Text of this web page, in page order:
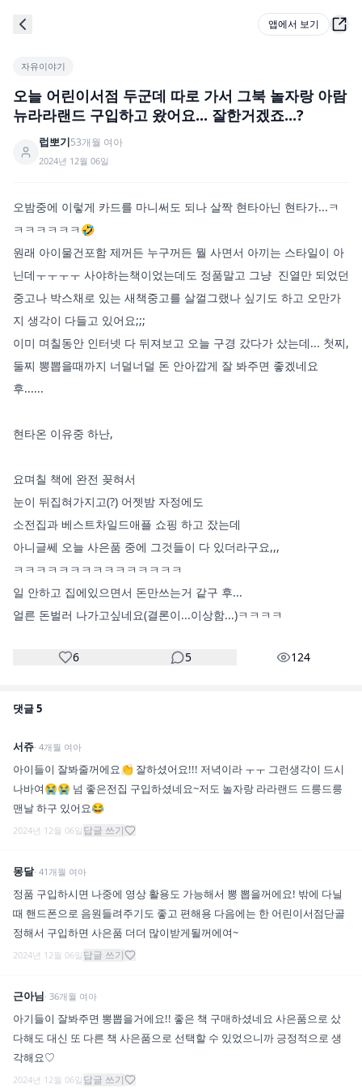
앱에서 보기
자유이야기
오늘 어린이서점 두군데 따로 가서 그북 놀자랑 아람
뉴라라랜드 구입하고 왔어요... 잘한거겠죠...?
럽뽀기53개월 여아
2024년 12월 06일
오밤중에 이렇게 카드를 마니써도 되나 살짝 현타아닌 현타가...ㅋ
ㅋㅋㅋㅋㅋㅋ🤣
원래 아이물건포함 제꺼든 누구꺼든 뭘 사면서 아끼는 스타일이 아
닌데ㅜㅜㅜㅜ 사야하는책이었는데도 정품말고 그냥  진열만 되었던
중고나 박스채로 있는 새책중고를 살껄그랬나 싶기도 하고 오만가
지 생각이 다들고 있어요;;;
이미 며칠동안 인터넷 다 뒤져보고 오늘 구경 갔다가 샀는데... 첫찌,
둘찌 뽕뽑을때까지 너덜너덜 돈 안아깝게 잘 봐주면 좋겠네요
후......
현타온 이유중 하난,
요며칠 책에 완전 꽂혀서
눈이 뒤집혀가지고(?) 어젯밤 자정에도
소전집과 베스트차일드애플 쇼핑 하고 잤는데
아니글쎄 오늘 사은품 중에 그것들이 다 있더라구요,,,
ㅋㅋㅋㅋㅋㅋㅋㅋㅋㅋㅋㅋㅋㅋㅋ
일 안하고 집에있으면서 돈만쓰는거 같구 후...
얼른 돈벌러 나가고싶네요(결론이...이상함...)ㅋㅋㅋㅋ
6 5 124
댓글5
서쥬· 4개월 여아
아이들이 잘봐줄꺼에요👏 잘하셨어요!!! 저녁이라 ㅜㅜ 그런생각이 드시
나바여😭😭 넘 좋은전집 구입하셨네요~저도 놀자랑 라라랜드 드릉드릉
맨날 하구 있어요😂
2024년 12월 06일 답글 쓰기
몽달· 41 개월 여아
정품 구입하시면 나중에 영상 활용도 가능해서 뽕 뽑을꺼에요! 밖에 다닐
때 핸드폰으로 음원들려주기도 좋고 편해용 다음에는 한 어린이서점단골
정해서 구입하면 사은품 더더 많이받게될꺼에여~
2024년 12월 06일 답글 쓰기
근아님· 36개월 여아
아기들이 잘봐주면 뽕뽑을거에요!! 좋은 책 구매하셨네요 사은품으로 샀
다해도 대신 또 다른 책 사은품으로 선택할 수 있었으니까 긍정적으로 생
각해요♡
2024년 12월 06일 답글 쓰기